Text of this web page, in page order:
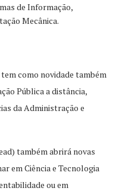
de Informação,
Mecânica.
como novidade também
Pública a distância,
da Administração e
também abrirá novas
em Ciência e Tecnologia
ou em